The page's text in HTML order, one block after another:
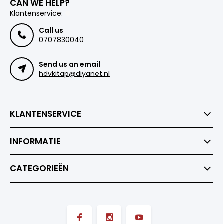
CAN WE HELP?
Klantenservice:
Call us
0707830040
Send us an email
hdvkitap@diyanet.nl
KLANTENSERVICE
INFORMATIE
CATEGORIEËN